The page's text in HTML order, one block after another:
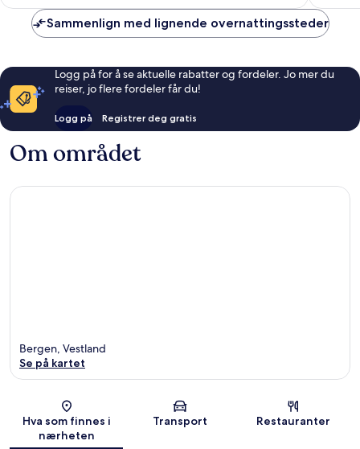
Sammenlign med lignende overnattingssteder
Logg på for å se aktuelle rabatter og fordeler. Jo mer du
reiser, jo flere fordeler får du!
Logg på Registrer deg gratis
Om området
Kart
Bergen, Vestland
Se på kartet
Hva som finnes i
nærheten
Transport Restauranter